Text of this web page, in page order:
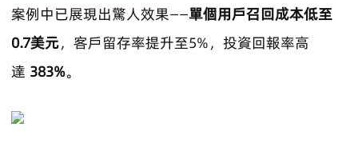
案例中已展現出驚人效果——單個用戶召回成本低至
0.7美元，客戶留存率提升至5%，投資回報率高
達 383%。